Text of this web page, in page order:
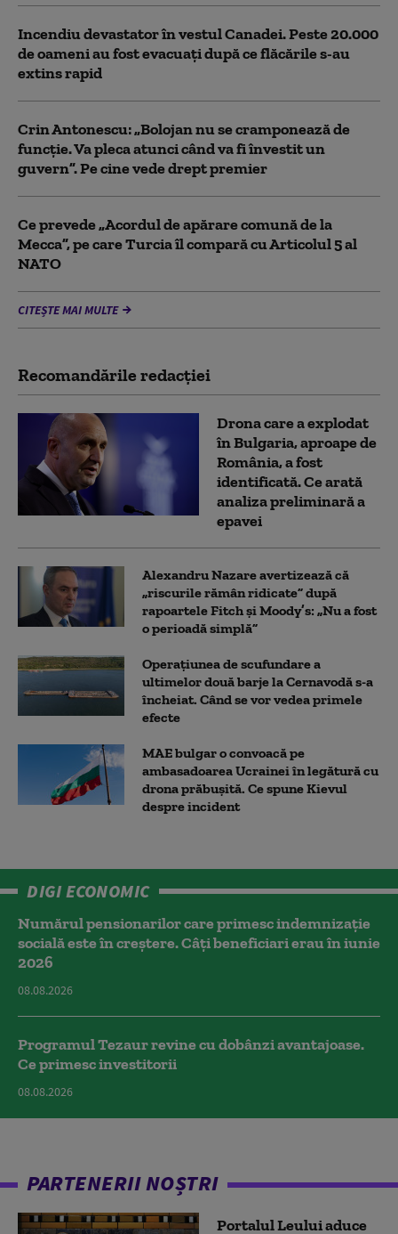
Incendiu devastator în vestul Canadei. Peste 20.000
de oameni au fost evacuați după ce flăcările s-au
extins rapid
Crin Antonescu: „Bolojan nu se cramponează de
funcție. Va pleca atunci când va fi învestit un
guvern”. Pe cine vede drept premier
Ce prevede „Acordul de apărare comună de la
Mecca”, pe care Turcia îl compară cu Articolul 5 al
NATO
CITEȘTE MAI MULTE
Recomandările redacţiei
Drona care a explodat
în Bulgaria, aproape de
România, a fost
identificată. Ce arată
analiza preliminară a
epavei
Alexandru Nazare avertizează că
„riscurile rămân ridicate” după
rapoartele Fitch și Moody’s: „Nu a fost
o perioadă simplă”
Operațiunea de scufundare a
ultimelor două barje la Cernavodă s-a
încheiat. Când se vor vedea primele
efecte
MAE bulgar o convoacă pe
ambasadoarea Ucrainei în legătură cu
drona prăbuşită. Ce spune Kievul
despre incident
DIGI ECONOMIC
Numărul pensionarilor care primesc indemnizaţie
socială este în creștere. Câți beneficiari erau în iunie
2026
08.08.2026
Programul Tezaur revine cu dobânzi avantajoase.
Ce primesc investitorii
08.08.2026
PARTENERII NOȘTRI
Portalul Leului aduce